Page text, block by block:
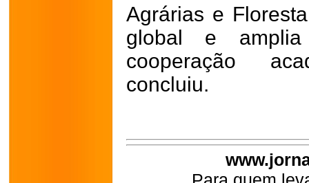
Agrárias e
global e
cooperação
concluiu.